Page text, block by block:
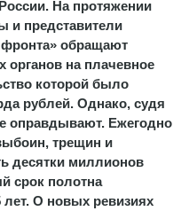
На протяжении
и представители
обращают
органов на плачевное
которой было
рублей. Однако, судя
оправдывают. Ежегодно
трещин и
десятки миллионов
срок полотна
О новых ревизиях